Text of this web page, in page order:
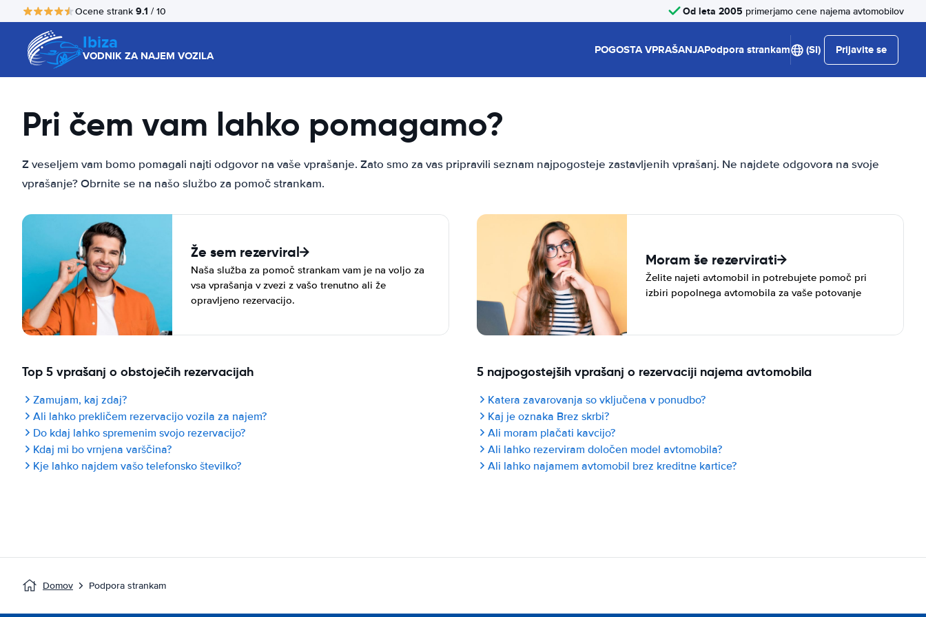
Ocene strank 9.1 / 10 Od leta 2005 primerjamo cene najema avtomobilov
Ibiza
VODNIK ZA NAJEM VOZILA POGOSTA VPRAŠANJAPodpora strankam (SI) Prijavite se
Pri čem vam lahko pomagamo?
Z veseljem vam bomo pomagali najti odgovor na vaše vprašanje. Zato smo za vas pripravili seznam najpogosteje zastavljenih vprašanj. Ne najdete odgovora na svoje
vprašanje? Obrnite se na našo službo za pomoč strankam.
Že sem rezerviral
Naša služba za pomoč strankam vam je na voljo za
vsa vprašanja v zvezi z vašo trenutno ali že
opravljeno rezervacijo.
Moram še rezervirati
Želite najeti avtomobil in potrebujete pomoč pri
izbiri popolnega avtomobila za vaše potovanje
Top 5 vprašanj o obstoječih rezervacijah
Zamujam, kaj zdaj?
Ali lahko prekličem rezervacijo vozila za najem?
Do kdaj lahko spremenim svojo rezervacijo?
Kdaj mi bo vrnjena varščina?
Kje lahko najdem vašo telefonsko številko?
5 najpogostejših vprašanj o rezervaciji najema avtomobila
Katera zavarovanja so vključena v ponudbo?
Kaj je oznaka Brez skrbi?
Ali moram plačati kavcijo?
Ali lahko rezerviram določen model avtomobila?
Ali lahko najamem avtomobil brez kreditne kartice?
Domov Podpora strankam